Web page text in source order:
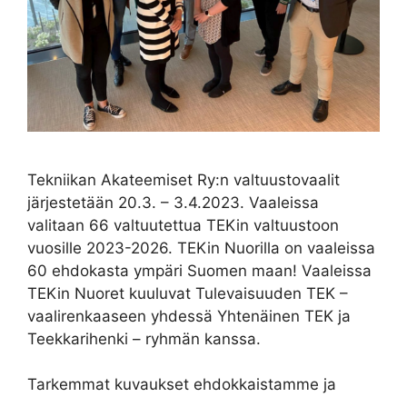
Tekniikan Akateemiset Ry:n valtuustovaalit
järjestetään 20.3. – 3.4.2023. Vaaleissa
valitaan 66 valtuutettua TEKin valtuustoon
vuosille 2023-2026. TEKin Nuorilla on vaaleissa
60 ehdokasta ympäri Suomen maan! Vaaleissa
TEKin Nuoret kuuluvat Tulevaisuuden TEK –
vaalirenkaaseen yhdessä Yhtenäinen TEK ja
Teekkarihenki – ryhmän kanssa.
Tarkemmat kuvaukset ehdokkaistamme ja